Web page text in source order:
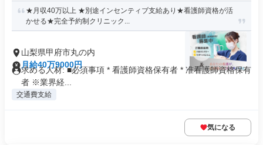
★月収40万以上 ★別途インセンティブ支給あり★看護師資格が活
かせる★完全予約制クリニック...
山梨県甲府市丸の内
月給40万9000円
求める人材: ■必須事項 * 看護師資格保有者 * 准看護師資格保有
者 ※業界経...
交通費支給
気になる